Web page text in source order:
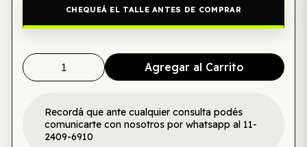
CHEQUEÁ EL TALLE ANTES DE COMPRAR
Agregar al Carrito
Recordá que ante cualquier consulta podés
comunicarte con nosotros por whatsapp al 11-
2409-6910